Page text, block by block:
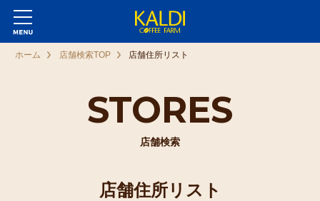
STORES
店舗検索
ホーム 店舗検索TOP 店舗住所リスト
店舗住所リスト